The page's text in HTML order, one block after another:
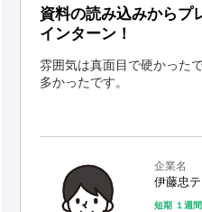
資料の読み込みからプ
インターン！
雰囲気は真面目で硬かった
多かったです。
企業名
伊藤忠
短期 １週